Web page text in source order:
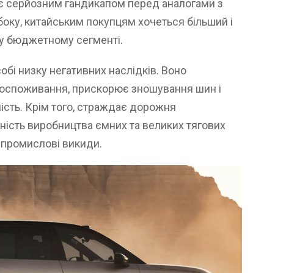
серйозним гандикапом перед аналогами з
китайським покупцям хочеться більший і
бюджетному сегменті.
низку негативних наслідків. Воно
прискорює зношування шин і
Крім того, страждає дорожня
виробництва ємних та великих тягових
викиди.